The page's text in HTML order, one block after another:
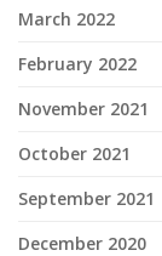
March 2022
February 2022
November 2021
October 2021
September 2021
December 2020